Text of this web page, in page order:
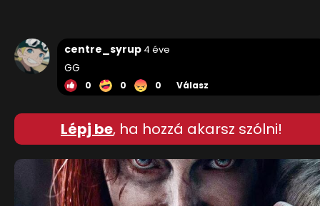
centre_syrup 4 éve
GG
0 0 0 Válasz
Lépj be, ha hozzá akarsz szólni!